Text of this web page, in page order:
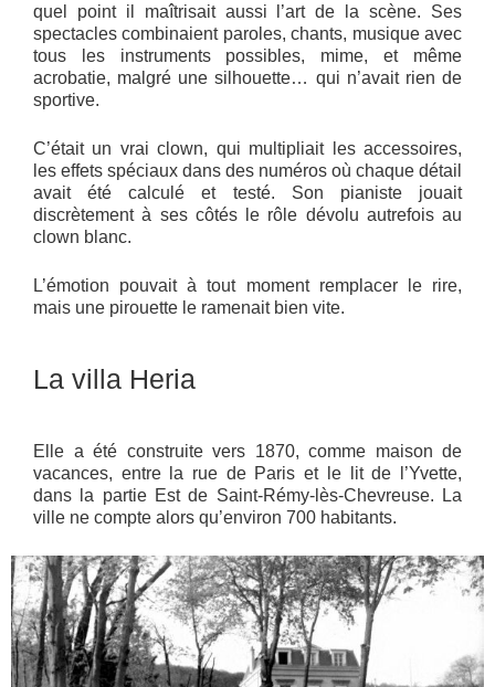
quel point il maîtrisait aussi l’art de la scène. Ses
spectacles combinaient paroles, chants, musique avec
tous les instruments possibles, mime, et même
acrobatie, malgré une silhouette… qui n’avait rien de
sportive.
C’était un vrai clown, qui multipliait les accessoires,
les effets spéciaux dans des numéros où chaque détail
avait été calculé et testé. Son pianiste jouait
discrètement à ses côtés le rôle dévolu autrefois au
clown blanc.
L’émotion pouvait à tout moment remplacer le rire,
mais une pirouette le ramenait bien vite.
La villa Heria
Elle a été construite vers 1870, comme maison de
vacances, entre la rue de Paris et le lit de l’Yvette,
dans la partie Est de Saint-Rémy-lès-Chevreuse. La
ville ne compte alors qu’environ 700 habitants.